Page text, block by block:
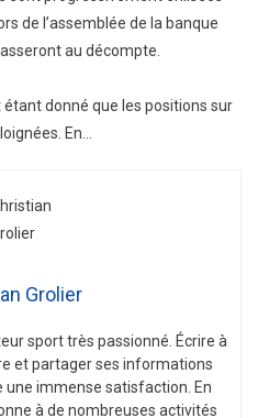
de l’assemblée de la banque
au décompte.
donné que les positions sur
En…
Grolier
eursporttrès passionné Écrire à
etpartagerses informations
une immense satisfaction En
à de nombreuses activités